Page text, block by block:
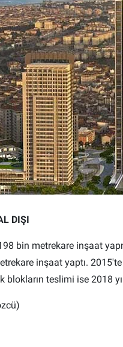
DIŞI
bin metrekare inşaat
inşaat yaptı.
teslimi ise 2018